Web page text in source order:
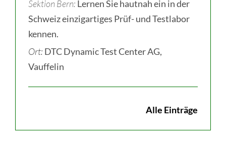
Sektion Bern Lernen Sie hautnah ein in der
Schweiz einzigartiges Prüf- und Testlabor
kennen.
Ort: DTC Dynamic Test Center AG,
Vauffelin
Alle Einträge